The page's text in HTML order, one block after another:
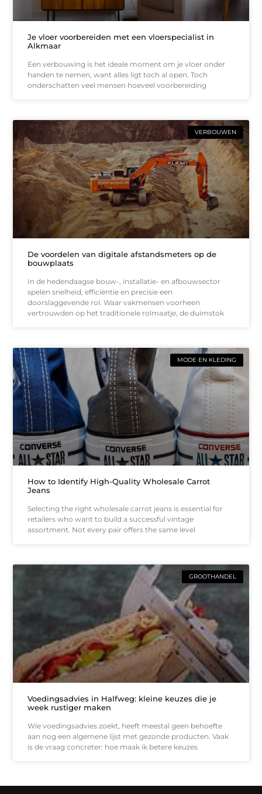
Je vloer voorbereiden met een vloerspecialist in
Alkmaar
Een verbouwing is het ideale moment om je vloer onder
handen te nemen, want alles ligt toch al open. Toch
onderschatten veel mensen hoeveel voorbereiding
VERBOUWEN
De voordelen van digitale afstandsmeters op de
bouwplaats
In de hedendaagse bouw-, installatie- en afbouwsector
spelen snelheid, efficiëntie en precisie een
doorslaggevende rol. Waar vakmensen voorheen
vertrouwden op het traditionele rolmaatje, de duimstok
MODE EN KLEDING
How to Identify High-Quality Wholesale Carrot
Jeans
Selecting the right wholesale carrot jeans is essential for
retailers who want to build a successful vintage
assortment. Not every pair offers the same level
GROOTHANDEL
Voedingsadvies in Halfweg: kleine keuzes die je
week rustiger maken
Wie voedingsadvies zoekt, heeft meestal geen behoefte
aan nog een algemene lijst met gezonde producten. Vaak
is de vraag concreter: hoe maak ik betere keuzes